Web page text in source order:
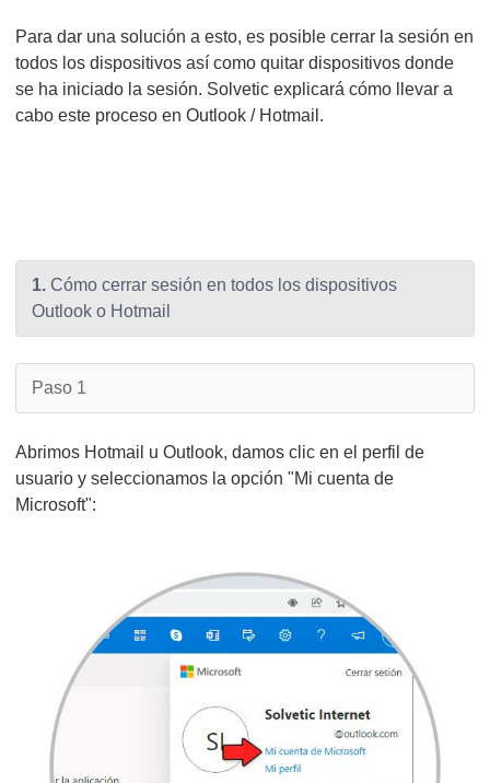
Para dar una solución a esto, es posible cerrar la sesión en
todos los dispositivos así como quitar dispositivos donde
se ha iniciado la sesión. Solvetic explicará cómo llevar a
cabo este proceso en Outlook / Hotmail.
1. Cómo cerrar sesión en todos los dispositivos
Outlook o Hotmail
Paso 1
Abrimos Hotmail u Outlook, damos clic en el perfil de
usuario y seleccionamos la opción "Mi cuenta de
Microsoft":